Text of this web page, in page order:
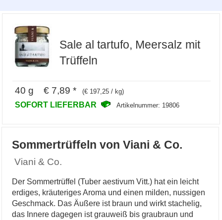
Sale al tartufo, Meersalz mit
Trüffeln
40 g € 7,89 * (€ 197,25 / kg)
SOFORT LIEFERBAR Artikelnummer: 19806
Sommertrüffeln von Viani & Co.
Viani & Co.
Der Sommertrüffel (Tuber aestivum Vitt.) hat ein leicht
erdiges, kräuteriges Aroma und einen milden, nussigen
Geschmack. Das Äußere ist braun und wirkt stachelig,
das Innere dagegen ist grauweiß bis graubraun und